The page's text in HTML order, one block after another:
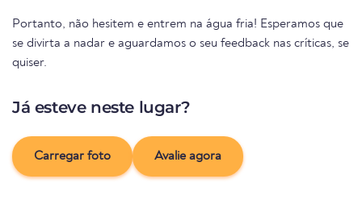
Portanto, não hesitem e entrem na água fria! Esperamos que
se divirta a nadar e aguardamos o seu feedback nas críticas, se
quiser.
Já esteve neste lugar?
Carregar foto Avalie agora